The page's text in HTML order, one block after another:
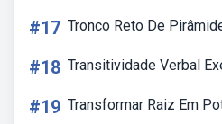
#17 Tronco Reto De
#18 Transitividade Verbal
#19 Transformar Raiz Em